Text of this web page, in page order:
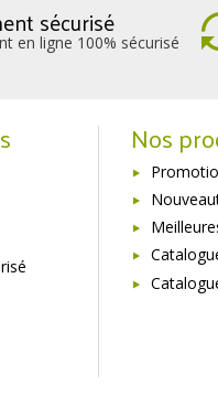
sécurisé
en ligne 100% sécurisé
Nos